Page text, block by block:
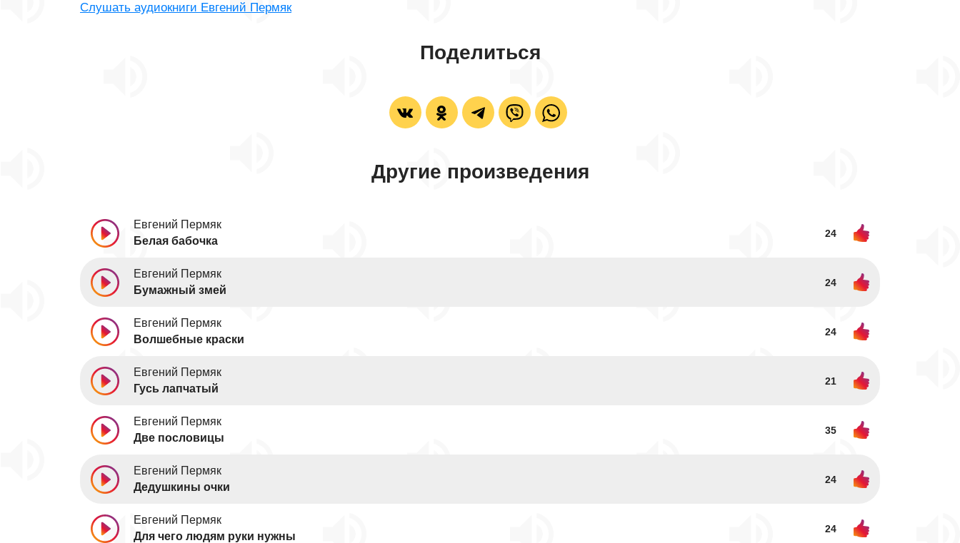
Слушать аудиокниги Евгений Пермяк
Поделиться
Другие произведения
Евгений Пермяк
Белая бабочка
24
Евгений Пермяк
Бумажный змей
24
Евгений Пермяк
Волшебные краски
24
Евгений Пермяк
Гусь лапчатый
21
Евгений Пермяк
Две пословицы
35
Евгений Пермяк
Дедушкины очки
24
Евгений Пермяк
Для чего людям руки нужны
24